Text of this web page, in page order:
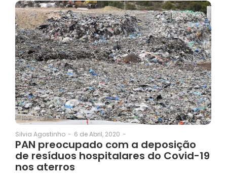
Silvia Agostinho - 6 de Abril, 2020 -
PAN preocupado com a deposição
de resíduos hospitalares do Covid-19
nos aterros